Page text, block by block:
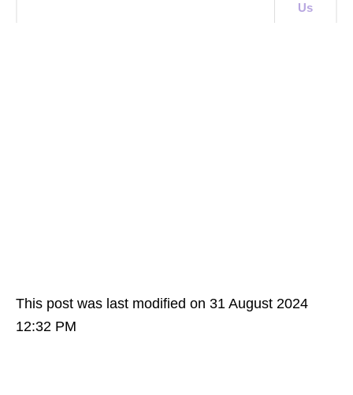
Us
This post was last modified on 31 August 2024
12:32 PM